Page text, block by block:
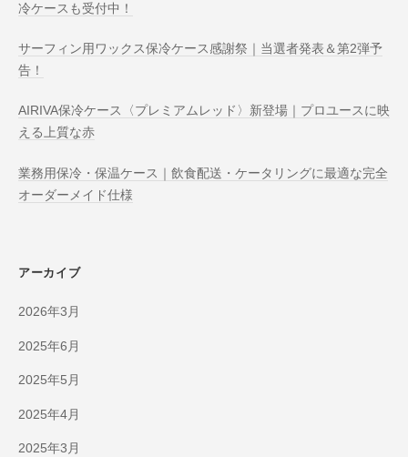
冷ケースも受付中！
サーフィン用ワックス保冷ケース感謝祭｜当選者発表＆第2弾予
告！
AIRIVA保冷ケース〈プレミアムレッド〉新登場｜プロユースに映
える上質な赤
業務用保冷・保温ケース｜飲食配送・ケータリングに最適な完全
オーダーメイド仕様
アーカイブ
2026年3月
2025年6月
2025年5月
2025年4月
2025年3月